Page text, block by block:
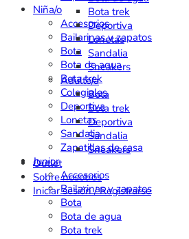
Niña/o
Accesorios
Bailarinas y zapatos
Bota
Bota de agua
Bota trek
Colegiales
Deportiva
Lonetas
Sandalia
Zapatillas de casa
Junior
Accesorios
Bailarinas y zapatos
Bota
Bota de agua
Bota trek
Bota trek
Deportiva
Lonetas
Sandalia
Sneakers
Adulto/a
Bota
Bota trek
Deportiva
Sandalia
Sneakers
Outlet
Sobre nosotros
Iniciar sesión / Registrarse